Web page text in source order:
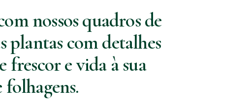
nossos quadros de
plantas com detalhes
frescor e vida à sua
folhagens.